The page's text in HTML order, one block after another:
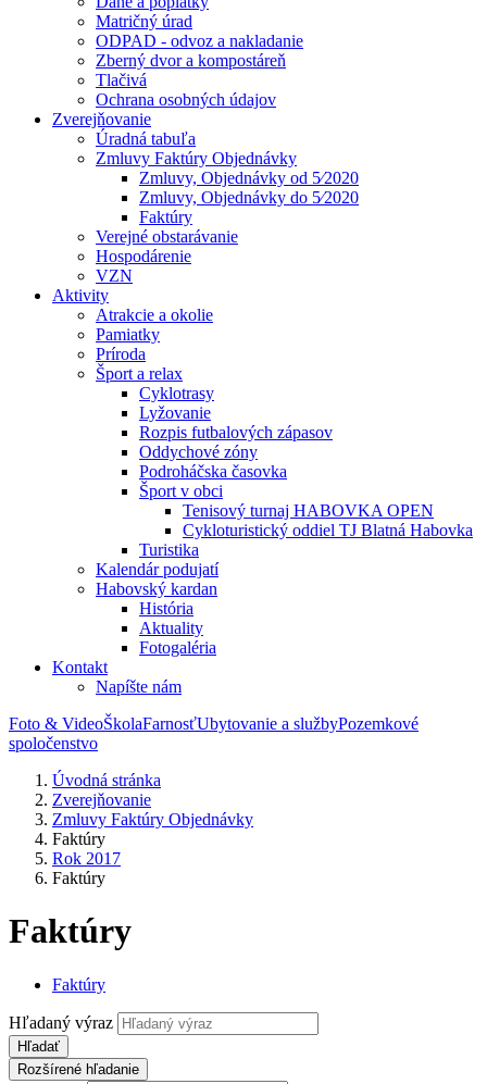
Matričný úrad
ODPAD - odvoz a nakladanie
Zberný dvor a kompostáreň
Tlačivá
Ochrana osobných údajov
Zverejňovanie
Úradná tabuľa
Zmluvy Faktúry Objednávky
Zmluvy, Objednávky od 5⁄2020
Zmluvy, Objednávky do 5⁄2020
Faktúry
Verejné obstarávanie
Hospodárenie
VZN
Aktivity
Atrakcie a okolie
Pamiatky
Príroda
Šport a relax
Cyklotrasy
Lyžovanie
Rozpis futbalových zápasov
Oddychové zóny
Podroháčska časovka
Šport v obci
Tenisový turnaj HABOVKA OPEN
Cykloturistický oddiel TJ Blatná Habovka
Turistika
Kalendár podujatí
Habovský kardan
História
Aktuality
Fotogaléria
Kontakt
Napíšte nám
Foto & VideoŠkolaFarnosťUbytovanie a službyPozemkové
spoločenstvo
Úvodná stránka
Zverejňovanie
Zmluvy Faktúry Objednávky
Faktúry
Rok 2017
Faktúry
Faktúry
Faktúry
Hľadaný výraz
Hľadať
Rozšírené hľadanie